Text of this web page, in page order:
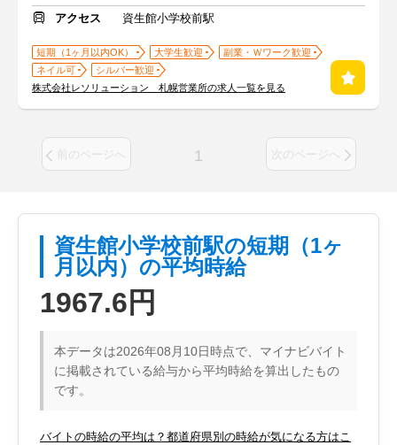
アクセス
資生館小学校前駅
短期（1ヶ月以内OK） 大学生歓迎
副業・Ｗワーク歓迎
ネイル可
シルバー歓迎
株式会社レソリューション 札幌営業所の求人一覧を見る
前のページへ 1 次のページへ
資生館小学校前駅の短期（1ヶ
月以内）の平均時給
1967.6円
本データは2026年08月10日時点で、マイナビバイト
に掲載されている給与から平均時給を算出したもの
です。
バイトの時給の平均は？都道府県別の時給が気になる方はこ